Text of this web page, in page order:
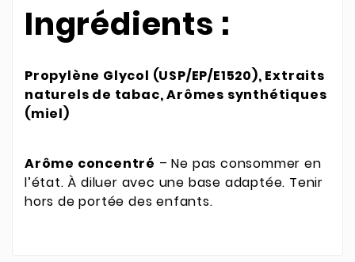
Ingrédients :
Propylène Glycol (USP/EP/E1520), Extraits
naturels de tabac, Arômes synthétiques
(miel)
Arôme concentré – Ne pas consommer en
l’état. À diluer avec une base adaptée. Tenir
hors de portée des enfants.